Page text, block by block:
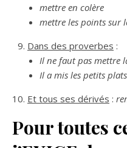
mettre en colère
mettre les points sur
Dans des proverbes :
Il ne faut pas mettre
Il a mis les petits
Et tous ses dérivés :
Pour toutes